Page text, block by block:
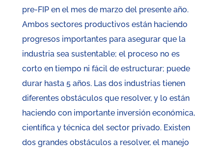
pre-FIP en el mes de marzo del presente año.
Ambos sectores productivos están haciendo
progresos importantes para asegurar que la
industria sea sustentable; el proceso no es
corto en tiempo ni fácil de estructurar; puede
durar hasta 5 años. Las dos industrias tienen
diferentes obstáculos que resolver, y lo están
haciendo con importante inversión económica,
científica y técnica del sector privado. Existen
dos grandes obstáculos a resolver, el manejo